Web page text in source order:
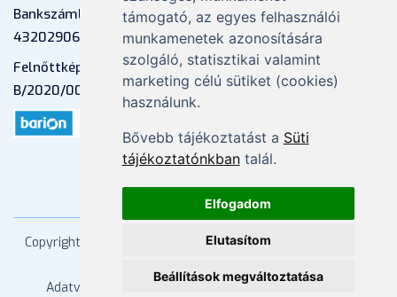
támogató, az egyes felhasználói
munkamenetek azonosítására
szolgáló, statisztikai valamint
marketing célú sütiket (cookies)
használunk.
Bővebb tájékoztatást a Süti
tájékoztatónkbantalál.
Elfogadom
Elutasítom
Beállítások megváltoztatása
Bankszámlaszám: CIB Bank, 10700581-
43202906-51100005
Felnőttképzési nyilvántartási szám:
B/2020/000053
Copyright 2026 Mprx. Minden jog fenntartva
Adatvédelem
ÁSZF Impresszum